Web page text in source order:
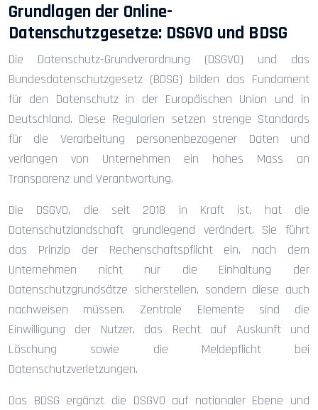
Grundlagen der Online-
Datenschutzgesetze: DSGVO und BDSG
Die Datenschutz-Grundverordnung (DSGVO) und das
Bundesdatenschutzgesetz (BDSG) bilden das Fundament
für den Datenschutz in der Europäischen Union und in
Deutschland. Diese Regularien setzen strenge Standards
für die Verarbeitung personenbezogener Daten und
verlangen von Unternehmen ein hohes Mass an
Transparenz und Verantwortung.
Die DSGVO, die seit 2018 in Kraft ist, hat die
Datenschutzlandschaft grundlegend verändert. Sie führt
das Prinzip der Rechenschaftspflicht ein, nach dem
Unternehmen nicht nur die Einhaltung der
Datenschutzgrundsätze sicherstellen, sondern diese auch
nachweisen müssen. Zentrale Elemente sind die
Einwilligung der Nutzer, das Recht auf Auskunft und
Löschung sowie die Meldepflicht bei
Datenschutzverletzungen.
Das BDSG ergänzt die DSGVO auf nationaler Ebene und